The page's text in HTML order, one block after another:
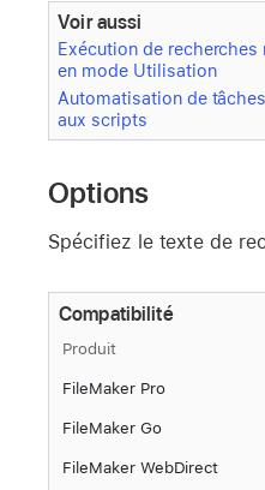
Voir aussi
Exécution de recherches
en mode Utilisation
Automatisation de
aux scripts
Options
Spécifiez le texte de
Compatibilité
Produit
FileMaker Pro
FileMaker Go
FileMaker WebDirect